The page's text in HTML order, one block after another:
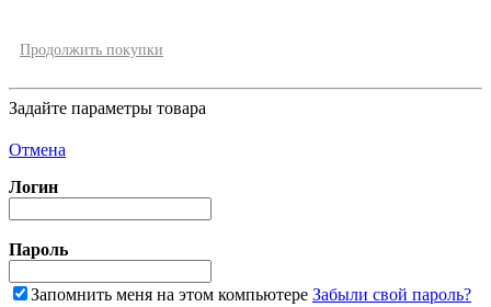
Продолжить покупки
Задайте параметры товара
Отмена
Логин
Пароль
Запомнить меня на этом компьютере Забыли свой пароль?